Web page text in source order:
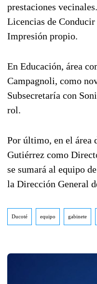
prestaciones
Licencias de
Impresión propio.
En Educación, área
Campagnoli, como
Subsecretaría con
rol.
Por último, en el área
Gutiérrez como
se sumará al equipo
la Dirección General
Ducoté equipo gabinete